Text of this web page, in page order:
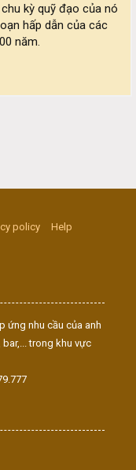
kỳ quỹ đạo của nó
hấp dẫn của các
năm.
policy
Help
ứng nhu cầu của anh
trong khu vực